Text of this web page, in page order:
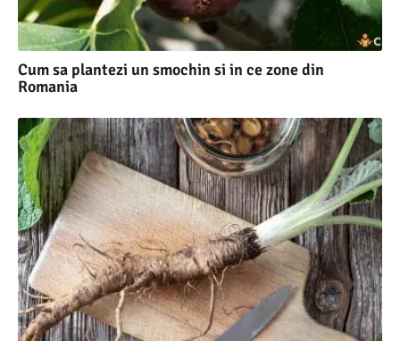
Cum sa plantezi un smochin si in ce zone din
Romania